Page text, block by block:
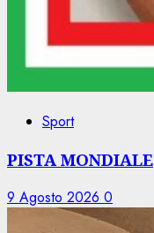
Sport
PISTA MONDIALE
9 Agosto 2026 0